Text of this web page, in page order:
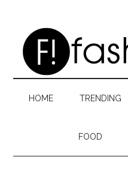
content
secondary
primary
sidebar
HOME TRENDING
FOOD